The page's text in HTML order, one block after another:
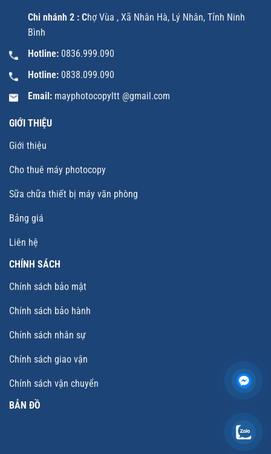
Chi nhánh 2 : Chợ Vùa , Xã Nhân Hà, Lý Nhân, Tỉnh Ninh
Bình
Hotline: 0836.999.090
Hotline: 0838.099.090
Email: mayphotocopyltt @gmail.com
GIỚI THIỆU
Giới thiệu
Cho thuê máy photocopy
Sữa chữa thiết bị máy văn phòng
Bảng giá
Liên hệ
CHÍNH SÁCH
Chính sách bảo mật
Chính sách bảo hành
Chính sách nhân sự
Chính sách giao vận
Chính sách vận chuyển
BẢN ĐỒ